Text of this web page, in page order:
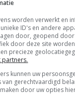
10 ton van de
09:28
groeit verder
07:43
worden verwerkt en
ID's en andere
door, geopend
door deze site
precieze
partners.
kunnen uw
gerechtvaardigd
door uw opties